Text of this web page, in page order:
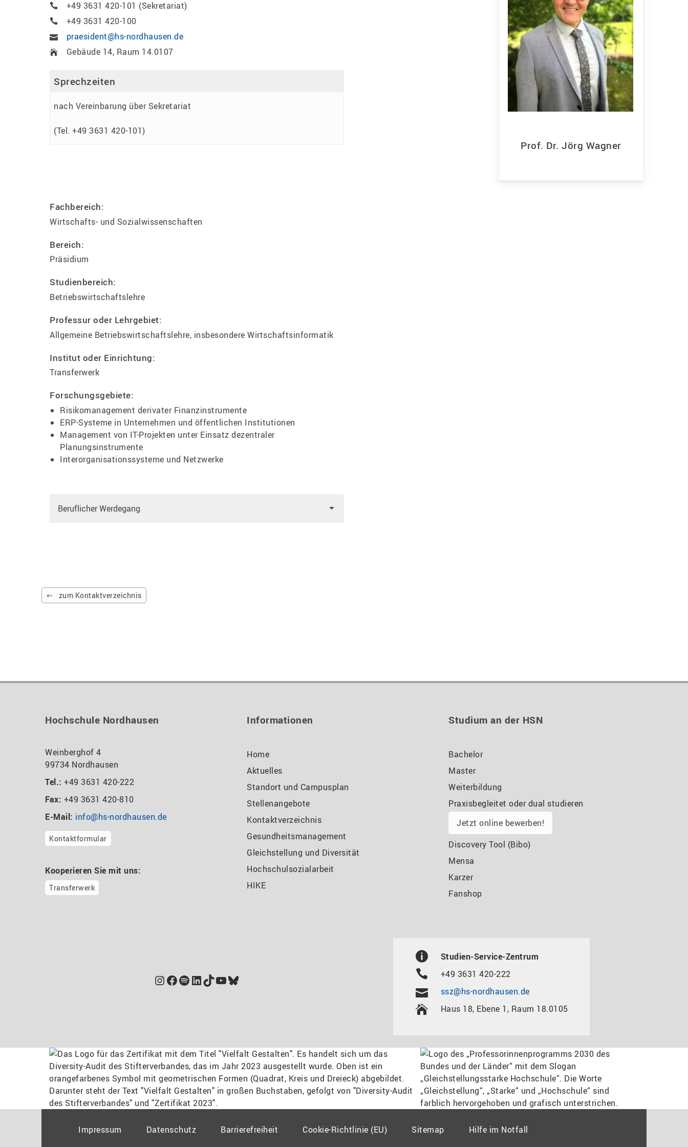
+49 3631 420-101 (Sekretariat)
+49 3631 420-100
praesident@hs-nordhausen.de
Gebäude 14, Raum 14.0107
Sprechzeiten
nach Vereinbarung über Sekretariat
(Tel. +49 3631 420-101)
Fachbereich:
Wirtschafts- und Sozialwissenschaften
Bereich:
Präsidium
Studienbereich:
Betriebswirtschaftslehre
Professur oder Lehrgebiet:
Allgemeine Betriebswirtschaftslehre, insbesondere Wirtschaftsinformatik
Institut oder Einrichtung:
Transferwerk
Forschungsgebiete:
Risikomanagement derivater Finanzinstrumente
ERP-Systeme in Unternehmen und öffentlichen Institutionen
Management von IT-Projekten unter Einsatz dezentraler
Planungsinstrumente
Interorganisationssysteme und Netzwerke
Beruflicher Werdegang
Prof. Dr. Jörg Wagner
zum Kontaktverzeichnis
Hochschule Nordhausen
Weinberghof 4
99734 Nordhausen
Tel.: +49 3631 420-222
Fax: +49 3631 420-810
E-Mail: info@hs-nordhausen.de
Kontaktformular
Kooperieren Sie mit uns:
Transferwerk
Informationen
Home
Aktuelles
Standort und Campusplan
Stellenangebote
Kontaktverzeichnis
Gesundheitsmanagement
Gleichstellung und Diversität
Hochschulsozialarbeit
HIKE
Studium an der HSN
Bachelor
Master
Weiterbildung
Praxisbegleitet oder dual studieren
Jetzt online bewerben!
Discovery Tool (Bibo)
Mensa
Karzer
Fanshop
Instagram
Facebook
Spotify
LinkedIn
TikTok
YouTube
Bluesky
Studien-Service-Zentrum
+49 3631 420-222
ssz@hs-nordhausen.de
Haus 18, Ebene 1, Raum 18.0105
Impressum Datenschutz Barrierefreiheit Cookie-Richtlinie (EU) Sitemap Hilfe im Notfall